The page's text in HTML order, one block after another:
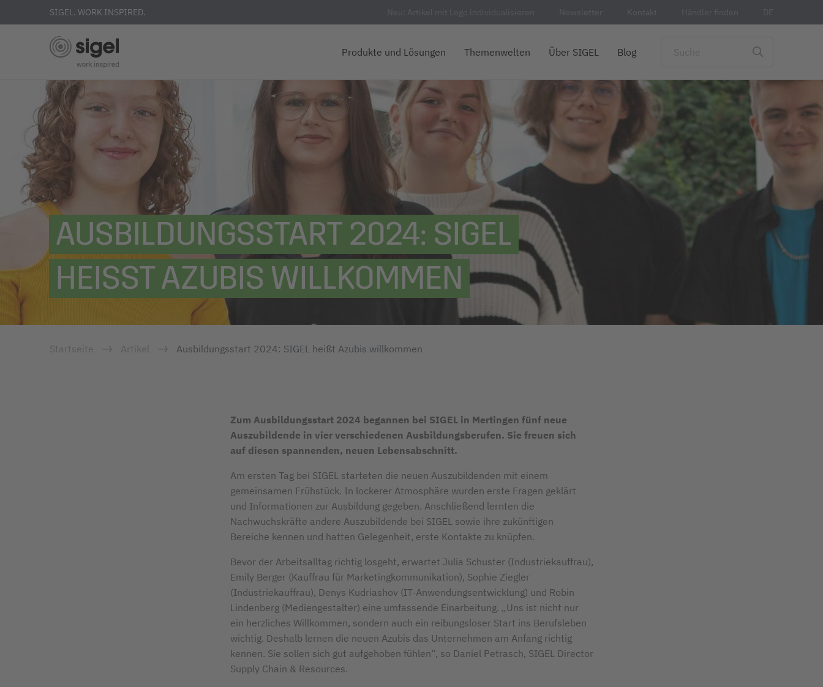
SIGEL. WORK INSPIRED. Neu: Artikel mit Logo individualisieren Newsletter Kontakt Händler finden DE
Produkte und Lösungen Themenwelten Über SIGEL Blog
AUSBILDUNGSSTART 2024: SIGEL
HEISST AZUBIS WILLKOMMEN
Startseite Artikel Ausbildungsstart 2024: SIGEL heißt Azubis willkommen
Zum Ausbildungsstart 2024 begannen bei SIGEL in Mertingen fünf neue
Auszubildende in vier verschiedenen Ausbildungsberufen. Sie freuen sich
auf diesen spannenden, neuen Lebensabschnitt.
Am ersten Tag bei SIGEL starteten die neuen Auszubildenden mit einem
gemeinsamen Frühstück. In lockerer Atmosphäre wurden erste Fragen geklärt
und Informationen zur Ausbildung gegeben. Anschließend lernten die
Nachwuchskräfte andere Auszubildende bei SIGEL sowie ihre zukünftigen
Bereiche kennen und hatten Gelegenheit, erste Kontakte zu knüpfen.
Bevor der Arbeitsalltag richtig losgeht, erwartet Julia Schuster (Industriekauffrau),
Emily Berger (Kauffrau für Marketingkommunikation), Sophie Ziegler
(Industriekauffrau), Denys Kudriashov (IT-Anwendungsentwicklung) und Robin
Lindenberg (Mediengestalter) eine umfassende Einarbeitung. „Uns ist nicht nur
ein herzliches Willkommen, sondern auch ein reibungsloser Start ins Berufsleben
wichtig. Deshalb lernen die neuen Azubis das Unternehmen am Anfang richtig
kennen. Sie sollen sich gut aufgehoben fühlen“, so Daniel Petrasch, SIGEL Director
Supply Chain & Resources.